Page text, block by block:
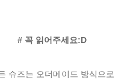
# 꼭 읽어주세요:D
슈즈는 오더메이드 방식으로